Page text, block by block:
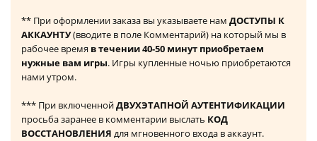
** При оформлении заказа вы указываете нам ДОСТУПЫ К
АККАУНТУ(вводите в поле Комментарий) на который мы в
рабочее время в течении 40-50 минут приобретаем
нужные вам игры. Игры купленные ночью приобретаются
нами утром.
*** При включеннойДВУХЭТАПНОЙ АУТЕНТИФИКАЦИИ
просьба заранее в комментарии выслать КОД
ВОССТАНОВЛЕНИЯ для мгновенного входа в аккаунт.